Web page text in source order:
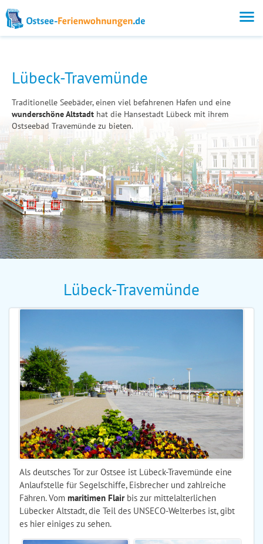
Lübeck-Travemünde
Traditionelle Seebäder, einen viel befahrenen Hafen und eine
wunderschöne Altstadt hat die Hansestadt Lübeck mit ihrem
Ostseebad Travemünde zu bieten.
Lübeck-Travemünde
Als deutsches Tor zur Ostsee ist Lübeck-Travemünde eine
Anlaufstelle für Segelschiffe, Eisbrecher und zahlreiche
Fähren. Vom maritimen Flairbis zur mittelalterlichen
Lübecker Altstadt, die Teil des UNSECO-Welterbes ist, gibt
es hier einiges zu sehen.